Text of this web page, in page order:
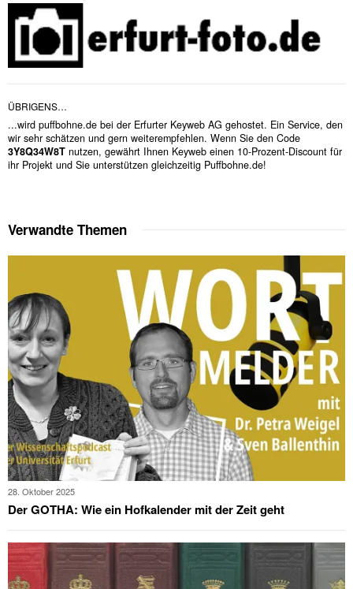
ÜBRIGENS…
...wird puffbohne.de bei der Erfurter Keyweb AG gehostet. Ein Service, den
wir sehr schätzen und gern weiterempfehlen. Wenn Sie den Code
3Y8Q34W8T nutzen, gewährt Ihnen Keyweb einen 10-Prozent-Discount für
ihr Projekt und Sie unterstützen gleichzeitig Puffbohne.de!
Verwandte Themen
28. Oktober 2025
Der GOTHA: Wie ein Hofkalender mit der Zeit geht